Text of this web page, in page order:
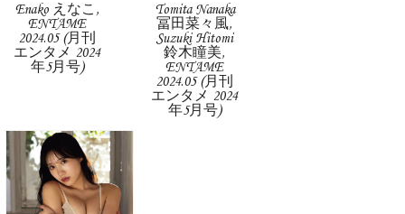
Enako えなこ,
ENTAME
2024.05 (月刊
エンタメ 2024
年5月号)
Tomita Nanaka
冨田菜々風,
Suzuki Hitomi
鈴木瞳美,
ENTAME
2024.05 (月刊
エンタメ 2024
年5月号)